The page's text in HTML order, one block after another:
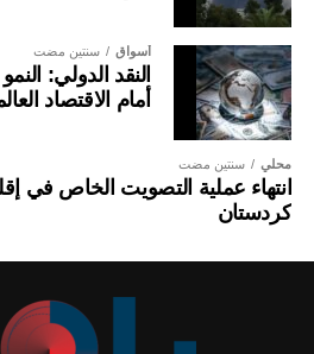
أسواق سنتين مضت
النقد الدولي:
أمام الاقتصاد
محلي سنتين مضت
انتهاء عملية التصويت الخاص في
كردستان